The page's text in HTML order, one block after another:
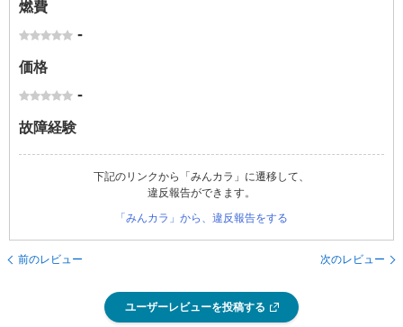
燃費
-
価格
-
故障経験
下記のリンクから「みんカラ」に遷移して、
違反報告ができます。
「みんカラ」から、違反報告をする
前のレビュー 次のレビュー
ユーザーレビューを投稿する